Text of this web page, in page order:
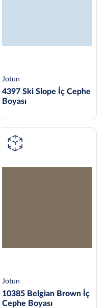
Jotun
4397 Ski Slope İç Cephe
Boyası
Jotun
10385 Belgian Brown İç
Cephe Boyası